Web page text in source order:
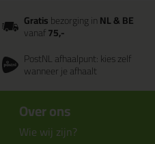
Gratisbezorging inNL & BE
vanaf75,-
PostNL afhaalpunt: kies zelf
wanneer je afhaalt
Over ons
Wie wij zijn?